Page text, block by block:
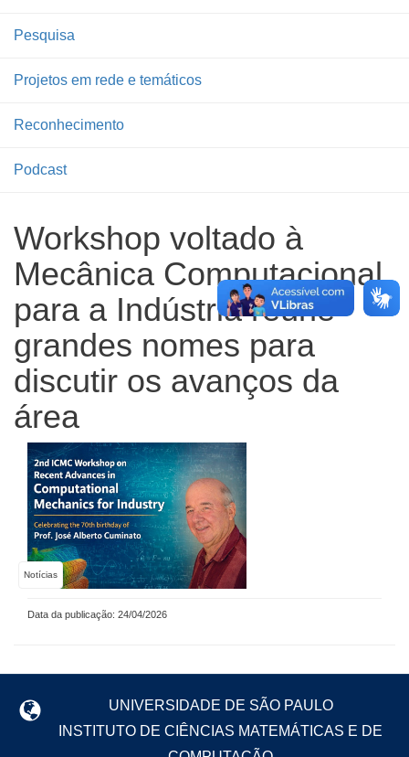
Pesquisa
Projetos em rede e temáticos
Reconhecimento
Podcast
Workshop voltado à
Mecânica Computacional
para a Indústria reúne
grandes nomes para
discutir os avanços da
área
Notícias
Data da publicação: 24/04/2026
UNIVERSIDADE DE SÃO PAULO
INSTITUTO DE CIÊNCIAS MATEMÁTICAS E DE